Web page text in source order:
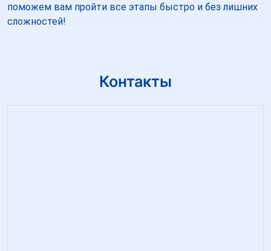
поможем вам пройти все этапы быстро и без лишних
сложностей!
Контакты